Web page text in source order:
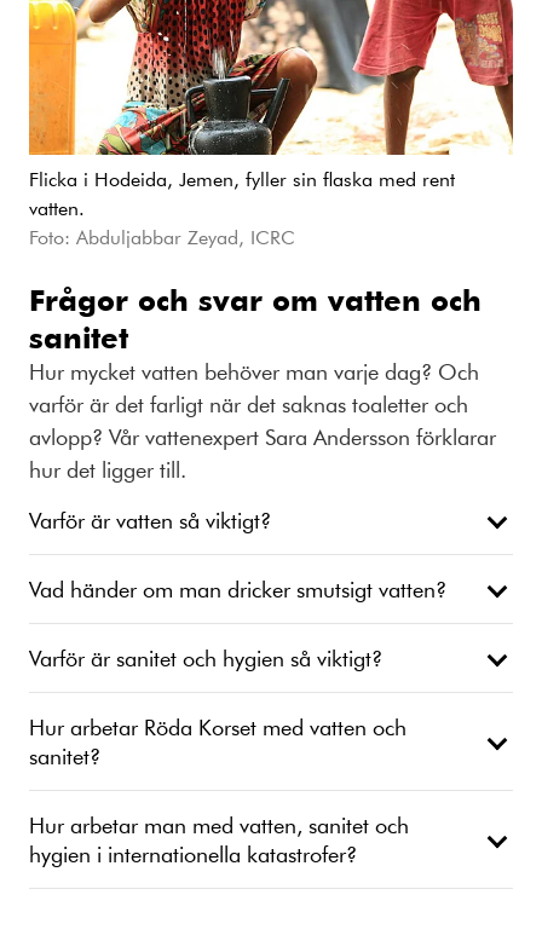
Flicka i Hodeida, Jemen, fyller sin flaska med rent
vatten.
Foto: Abduljabbar Zeyad, ICRC
Frågor och svar om vatten och
sanitet
Hur mycket vatten behöver man varje dag? Och
varför är det farligt när det saknas toaletter och
avlopp? Vår vattenexpert Sara Andersson förklarar
hur det ligger till.
Varför är vatten så viktigt?
Vad händer om man dricker smutsigt vatten?
Varför är sanitet och hygien så viktigt?
Hur arbetar Röda Korset med vatten och
sanitet?
Hur arbetar man med vatten, sanitet och
hygien i internationella katastrofer?